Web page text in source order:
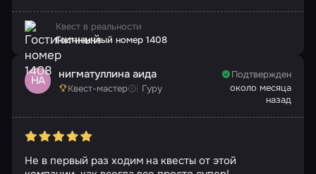
Квест в реальности
Гостиничный номер 1408
НА нигматуллина аида
Квест-мастер Гуру
Подтвержден
около месяца
назад
Не в первый раз ходим на квесты от этой